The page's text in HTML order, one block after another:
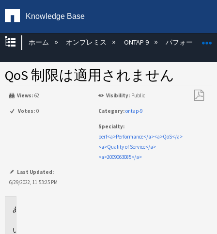
Knowledge Base
グローバル階層を展開/折りたたむ
ホーム オンプレミス ONTAP 9 パフォーマンス
QoS 制限は適用されません
Views: 62 Visibility: Public
Votes: 0 Category:ontap-9
Specialty:
perf<a>Performance</a><a>QoS</a>
<a>Quality of Service</a>
<a>2009063085</a>
Last Updated:
6/29/2022, 11:53:25 PM